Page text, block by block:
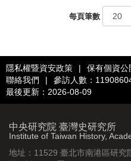
每頁筆數
隱私權暨資安政策 | 保有個資公
聯絡我們
| 參訪人數：
最後更新：2026-08-09
中央研究院 臺灣史研究所
Institute of Taiwan History,
地址：11529 臺北市南港區研